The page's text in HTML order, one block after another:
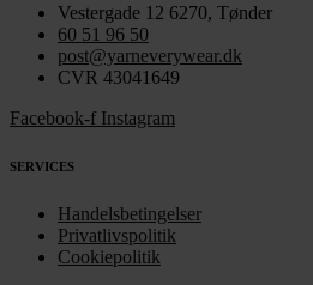
Vestergade 12 6270, Tønder
60 51 96 50
post@yarneverywear.dk
CVR 43041649
Facebook-f Instagram
SERVICES
Handelsbetingelser
Privatlivspolitik
Cookiepolitik